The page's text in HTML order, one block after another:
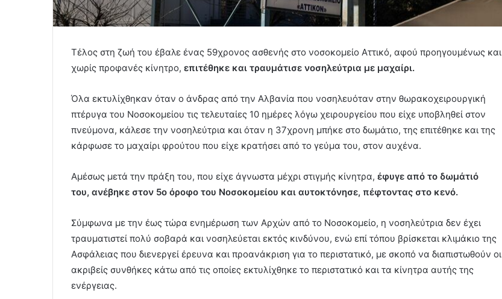
Τέλος στη ζωή του έβαλε ένας 59χρονος ασθενής στο νοσοκομείο Αττικό, αφού προηγουμένως και
χωρίς προφανές κίνητρο, επιτέθηκε και τραυμάτισε νοσηλεύτρια με μαχαίρι.
Όλα εκτυλίχθηκαν όταν ο άνδρας από την Αλβανία που νοσηλευόταν στην θωρακοχειρουργική
πτέρυγα του Νοσοκομείου τις τελευταίες 10 ημέρες λόγω χειρουργείου που είχε υποβληθεί στον
πνεύμονα, κάλεσε την νοσηλεύτρια και όταν η 37χρονη μπήκε στο δωμάτιο, της επιτέθηκε και της
κάρφωσε το μαχαίρι φρούτου που είχε κρατήσει από το γεύμα του, στον αυχένα.
Αμέσως μετά την πράξη του, που είχε άγνωστα μέχρι στιγμής κίνητρα, έφυγε από το δωμάτιό
του, ανέβηκε στον 5ο όροφο του Νοσοκομείου και αυτοκτόνησε, πέφτοντας στο κενό.
Σύμφωνα με την έως τώρα ενημέρωση των Αρχών από το Νοσοκομείο, η νοσηλεύτρια δεν έχει
τραυματιστεί πολύ σοβαρά και νοσηλεύεται εκτός κινδύνου, ενώ επί τόπου βρίσκεται κλιμάκιο της
Ασφάλειας που διενεργεί έρευνα και προανάκριση για το περιστατικό, με σκοπό να διαπιστωθούν οι
ακριβείς συνθήκες κάτω από τις οποίες εκτυλίχθηκε το περιστατικό και τα κίνητρα αυτής της
ενέργειας.